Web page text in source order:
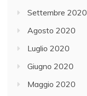
Settembre 2020
Agosto 2020
Luglio 2020
Giugno 2020
Maggio 2020